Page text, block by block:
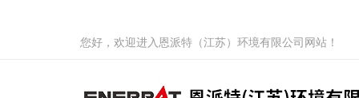
您好，欢迎进入恩派特（江苏）环境有限公司网站！